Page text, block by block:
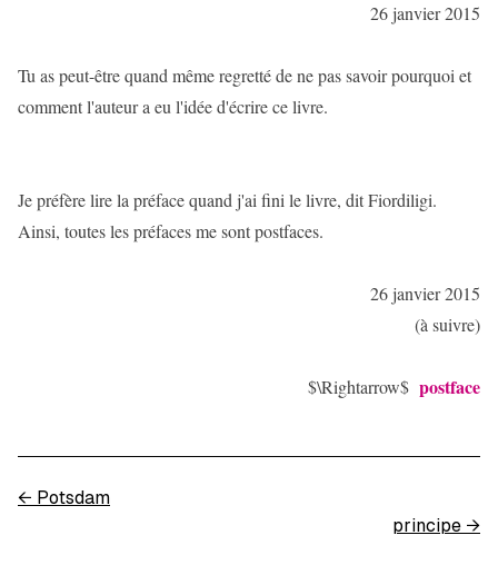
26 janvier 2015
Tu as peut-être quand même regretté de ne pas savoir pourquoi et
comment l'auteur a eu l'idée d'écrire ce livre.
Je préfère lire la préface quand j'ai fini le livre, dit Fiordiligi.
Ainsi, toutes les préfaces me sont postfaces.
26 janvier 2015
(à suivre)
$\Rightarrow$ postface
← Potsdam
principe →